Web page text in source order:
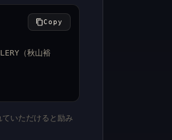
Copy
（秋山裕
いただけると励み